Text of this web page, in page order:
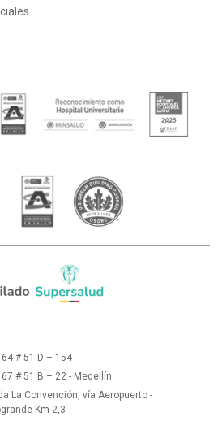
64 # 51 D – 154
67 # 51 B – 22 - Medellín
La Convención, vía Aeropuerto -
Km 2,3